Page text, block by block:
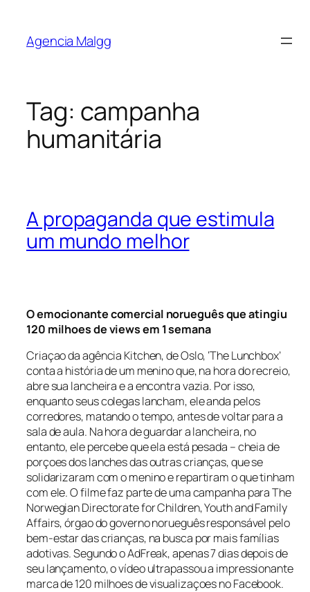
Agencia Malgg
Tag: campanha
humanitária
A propaganda que estimula
um mundo melhor
O emocionante comercial norueguês que atingiu
120 milhoes de views em 1 semana
Criaçao da agência Kitchen, de Oslo, ‘The Lunchbox’
conta a história de um menino que, na hora do recreio,
abre sua lancheira e a encontra vazia. Por isso,
enquanto seus colegas lancham, ele anda pelos
corredores, matando o tempo, antes de voltar para a
sala de aula. Na hora de guardar a lancheira, no
entanto, ele percebe que ela está pesada – cheia de
porçoes dos lanches das outras crianças, que se
solidarizaram com o menino e repartiram o que tinham
com ele. O filme faz parte de uma campanha para The
Norwegian Directorate for Children, Youth and Family
Affairs, órgao do governo norueguês responsável pelo
bem-estar das crianças, na busca por mais famílias
adotivas. Segundo o AdFreak, apenas 7 dias depois de
seu lançamento, o vídeo ultrapassou a impressionante
marca de 120 milhoes de visualizaçoes no Facebook.